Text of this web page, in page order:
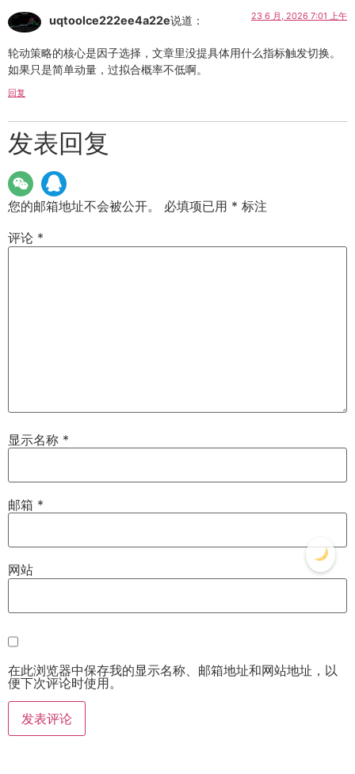
uqtoolce222ee4a22e说道： 23 6 月, 2026 7:01 上午
轮动策略的核心是因子选择，文章里没提具体用什么指标触发切换。
如果只是简单动量，过拟合概率不低啊。
回复
发表回复
您的邮箱地址不会被公开。 必填项已用 * 标注
评论 *
显示名称 *
邮箱 *
网站
在此浏览器中保存我的显示名称、邮箱地址和网站地址，以
便下次评论时使用。